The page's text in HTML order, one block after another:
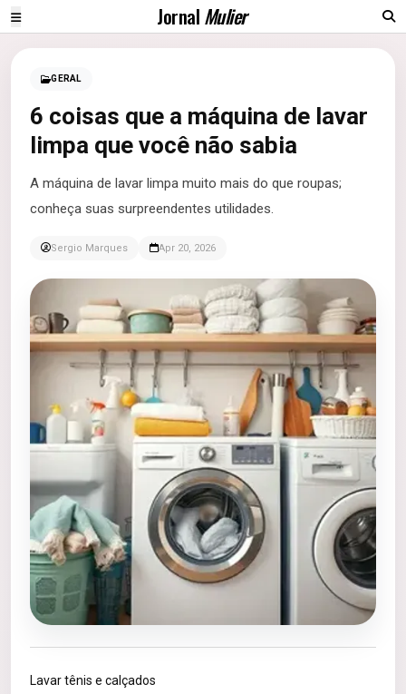
JornalMulier
GERAL
6 coisas que a máquina de lavar
limpa que você não sabia
A máquina de lavar limpa muito mais do que roupas;
conheça suas surpreendentes utilidades.
Sergio Marques Apr 20, 2026
Lavar tênis e calçados